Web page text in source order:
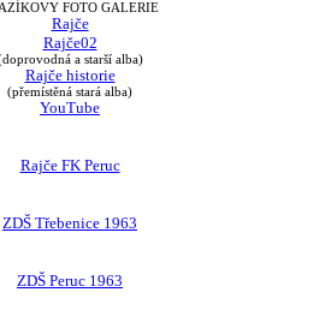
FOTO GALERIE
Rajče
Rajče02
a starší alba)
Rajče historie
(přemístěná stará alba)
YouTube
Rajče FK Peruc
ZDŠ Třebenice 1963
ZDŠ Peruc 1963